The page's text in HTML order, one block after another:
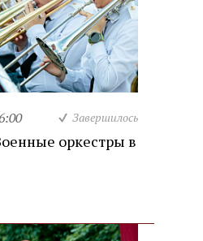
Завершилось
оркестры в